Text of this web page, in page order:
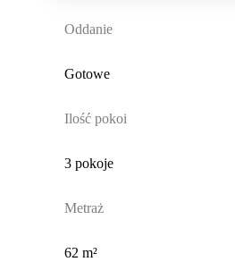
Oddanie
Gotowe
Ilość pokoi
3 pokoje
Metraż
62 m²